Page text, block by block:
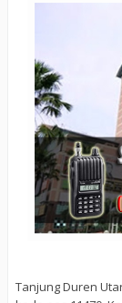
Tanjung Duren